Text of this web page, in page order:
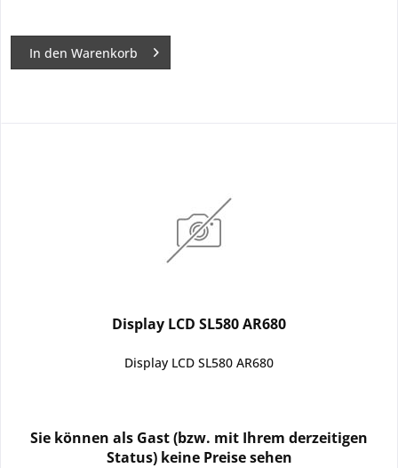
In den Warenkorb
Display LCD SL580 AR680
Display LCD SL580 AR680
Sie können als Gast (bzw. mit Ihrem derzeitigen
Status) keine Preise sehen